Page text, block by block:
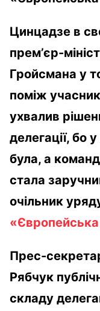
Цинцадзе в
прем’єр-
Гройсмана у
поміж
ухвалив
делегації, бо
була, а
стала
очільник
Прес-
Рябчук
складу